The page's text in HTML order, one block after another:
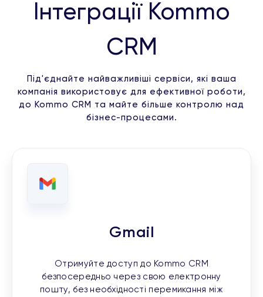
Інтеграції Kommo
CRM
Під'єднайте найважливіші сервіси, які ваша
компанія використовує для ефективної роботи,
до Kommo CRM та майте більше контролю над
бізнес-процесами.
Gmail
Отримуйте доступ до Kommo CRM
безпосередньо через свою електронну
пошту, без необхідності перемикання між